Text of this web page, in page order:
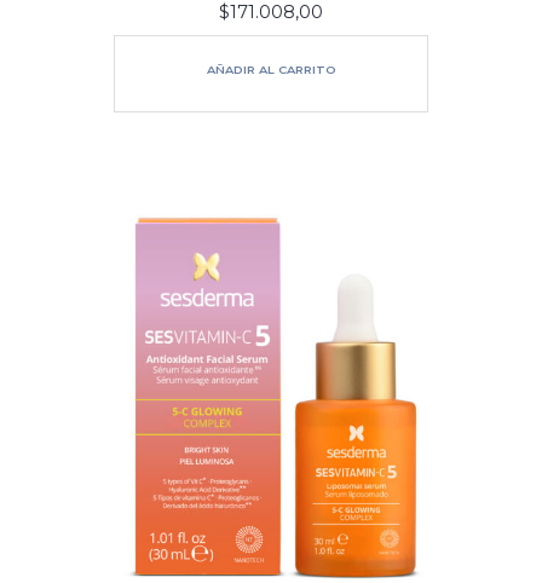
arrugas, bolsas y ojeras, que devuelve a la zona su
vitalidad y luz…
$171.008,00
AÑADIR AL CARRITO